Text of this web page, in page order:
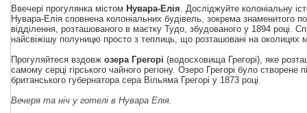
Ввечері прогулянка містом Нувара-Елія. Досліджуйте колоніальну
Нувара-Елія сповнена колоніальних будівель, зокрема знаменитого
відділення, розташованого в маєтку Тудо, збудованого у 1894 році.
найсвіжішу полуницю просто з теплиць, що розташовані на околицях
Прогуляйтеся вздовж озера Грегорі (водосховища Грегорі), яке
самому серці гірського чайного регіону. Озеро Грегорі було створене
британського губернатора сера Вільяма Грегорі у 1873 році.
Вечеря та ніч у готелі в Нувара Елія.